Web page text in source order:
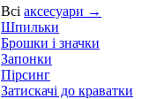
Всі аксесуари →
Шпильки
Брошки і значки
Запонки
Пірсинг
Затискачі до краватки